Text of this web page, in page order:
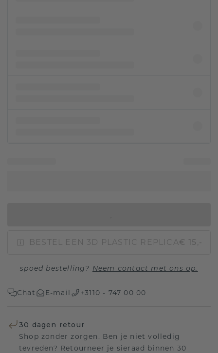
BESTEL EEN 3D PLASTIC REPLICA€ 15,-
spoed bestelling? Neem contact met ons op.
Chat E-mail +3110 - 747 00 00
30 dagen retour
Shop zonder zorgen. Ben je niet volledig
tevreden? Retourneer je sieraad binnen 30